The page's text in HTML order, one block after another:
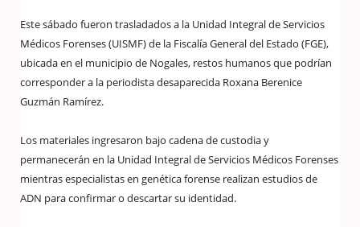
Este sábado fueron trasladados a la Unidad Integral de Servicios
Médicos Forenses (UISMF) de la Fiscalía General del Estado (FGE),
ubicada en el municipio de Nogales, restos humanos que podrían
corresponder a la periodista desaparecida Roxana Berenice
Guzmán Ramírez.
Los materiales ingresaron bajo cadena de custodia y
permanecerán en la Unidad Integral de Servicios Médicos Forenses
mientras especialistas en genética forense realizan estudios de
ADN para confirmar o descartar su identidad.